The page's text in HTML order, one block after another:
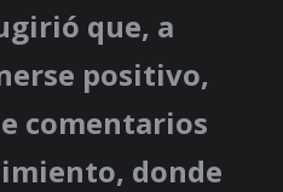
que, a
positivo,
comentarios
donde